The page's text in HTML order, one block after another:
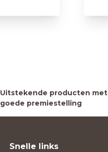
Uitstekende producten met
goede premiestelling
Snelle links